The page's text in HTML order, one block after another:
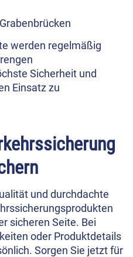
werden regelmäßig
Sicherheit und
Einsatz zu
und durchdachte
sicheren Seite. Bei
oder Produktdetails
Sorgen Sie jetzt für